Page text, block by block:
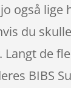
også lige
du
de
BIBS